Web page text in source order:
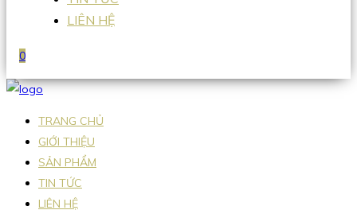
LIÊN HỆ
0
TRANG CHỦ
GIỚI THIỆU
SẢN PHẨM
TIN TỨC
LIÊN HỆ